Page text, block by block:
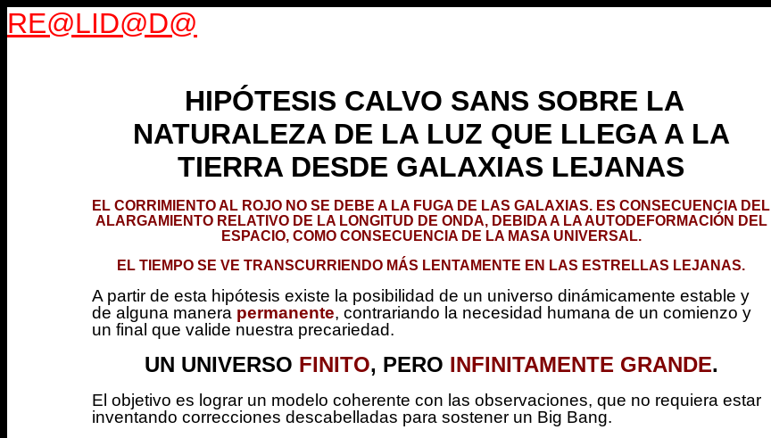
RE@LID@D@
HIPÓTESIS CALVO SANS SOBRE LA
NATURALEZA DE LA LUZ QUE LLEGA A LA
TIERRA DESDE GALAXIAS LEJANAS
EL CORRIMIENTO AL ROJO NO SE DEBE A LA FUGA DE LAS GALAXIAS. ES CONSECUENCIA DEL
ALARGAMIENTO RELATIVO DE LA LONGITUD DE ONDA, DEBIDA A LA AUTODEFORMACIÓN DEL
ESPACIO, COMO CONSECUENCIA DE LA MASA UNIVERSAL.
EL TIEMPO SE VE TRANSCURRIENDO MÁS LENTAMENTE EN LAS ESTRELLAS LEJANAS.
A partir de esta hipótesis existe la posibilidad de un universo dinámicamente estable y
de alguna manera permanente, contrariando la necesidad humana de un comienzo y
un final que valide nuestra precariedad.
UN UNIVERSO FINITO, PERO INFINITAMENTE GRANDE.
El objetivo es lograr un modelo coherente con las observaciones, que no requiera estar
inventando correcciones descabelladas para sostener un Big Bang.